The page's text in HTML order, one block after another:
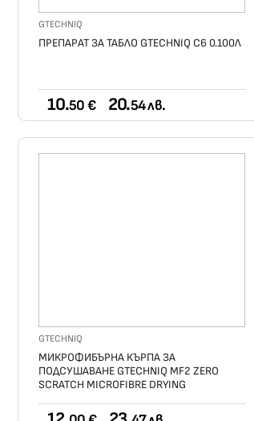
GTECHNIQ
ПРЕПАРАТ ЗА ТАБЛО GTECHNIQ C6 0.100Л
10.50 € 20.54 лв.
GTECHNIQ
МИКРОФИБЪРНА КЪРПА ЗА
ПОДСУШАВАНЕ GTECHNIQ MF2 ZERO
SCRATCH MICROFIBRE DRYING